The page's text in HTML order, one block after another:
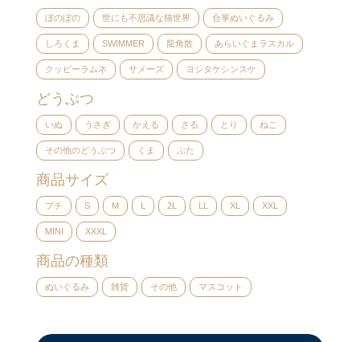
ぼのぼの 世にも不思議な猫世界 合掌ぬいぐるみ
しろくま SWIMMER 龍角散 あらいぐまラスカル
クッピーラムネ サメーズ ヨシタケシンスケ
どうぶつ
いぬ うさぎ かえる さる とり ねこ
その他のどうぶつ くま ぶた
商品サイズ
プチ S M L 2L LL XL XXL
MINI XXXL
商品の種類
ぬいぐるみ 雑貨 その他 マスコット